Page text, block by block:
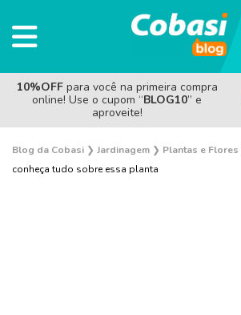
10%OFF para você na primeira compra
online! Use o cupom “BLOG10” e
aproveite!
Blog da Cobasi ❯ Jardinagem ❯ Plantas e Flores
conheça tudo sobre essa planta